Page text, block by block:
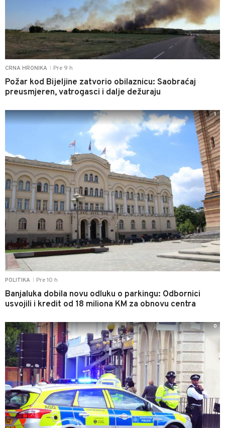
CRNA HRONIKA Pre 9 h
Požar kod Bijeljine zatvorio obilaznicu: Saobraćaj
preusmjeren, vatrogasci i dalje dežuraju
POLITIKA Pre 10 h
Banjaluka dobila novu odluku o parkingu: Odbornici
usvojili i kredit od 18 miliona KM za obnovu centra
1
0